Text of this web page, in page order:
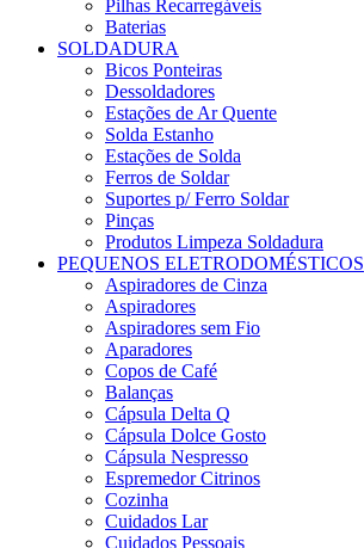
Pilhas Recarregáveis
Baterias
SOLDADURA
Bicos Ponteiras
Dessoldadores
Estações de Ar Quente
Solda Estanho
Estações de Solda
Ferros de Soldar
Suportes p/ Ferro Soldar
Pinças
Produtos Limpeza Soldadura
PEQUENOS ELETRODOMÉSTICOS
Aspiradores de Cinza
Aspiradores
Aspiradores sem Fio
Aparadores
Copos de Café
Balanças
Cápsula Delta Q
Cápsula Dolce Gosto
Cápsula Nespresso
Espremedor Citrinos
Cozinha
Cuidados Lar
Cuidados Pessoais